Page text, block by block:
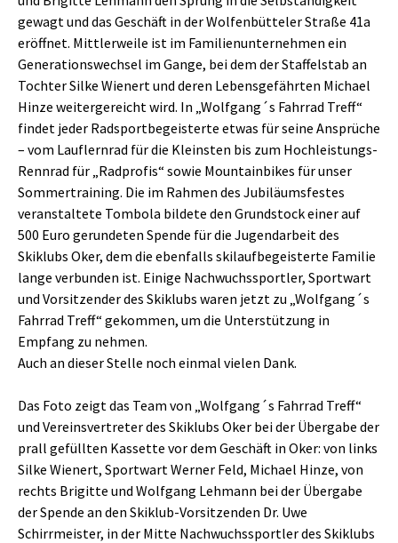
gewagt und das Geschäft in der Wolfenbütteler Straße 41a
eröffnet. Mittlerweile ist im Familienunternehmen ein
Generationswechsel im Gange, bei dem der Staffelstab an
Tochter Silke Wienert und deren Lebensgefährten Michael
Hinze weitergereicht wird. In „Wolfgang´s Fahrrad Treff“
findet jeder Radsportbegeisterte etwas für seine Ansprüche
– vom Lauflernrad für die Kleinsten bis zum Hochleistungs-
Rennrad für „Radprofis“ sowie Mountainbikes für unser
Sommertraining. Die im Rahmen des Jubiläumsfestes
veranstaltete Tombola bildete den Grundstock einer auf
500 Euro gerundeten Spende für die Jugendarbeit des
Skiklubs Oker, dem die ebenfalls skilaufbegeisterte Familie
lange verbunden ist. Einige Nachwuchssportler, Sportwart
und Vorsitzender des Skiklubs waren jetzt zu „Wolfgang´s
Fahrrad Treff“ gekommen, um die Unterstützung in
Empfang zu nehmen.
Auch an dieser Stelle noch einmal vielen Dank.
Das Foto zeigt das Team von „Wolfgang´s Fahrrad Treff“
und Vereinsvertreter des Skiklubs Oker bei der Übergabe der
prall gefüllten Kassette vor dem Geschäft in Oker: von links
Silke Wienert, Sportwart Werner Feld, Michael Hinze, von
rechts Brigitte und Wolfgang Lehmann bei der Übergabe
der Spende an den Skiklub-Vorsitzenden Dr. Uwe
Schirrmeister, in der Mitte Nachwuchssportler des Skiklubs